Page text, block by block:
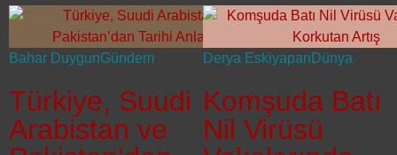
Bahar DuygunGündem
Türkiye, Suudi
Arabistan ve
Derya Eskiyapan Dünya
Komşuda Batı
Nil Virüsü